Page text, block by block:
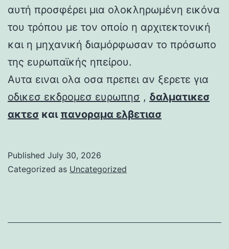
αυτή προσφέρει μια ολοκληρωμένη εικόνα
του τρόπου με τον οποίο η αρχιτεκτονική
και η μηχανική διαμόρφωσαν το πρόσωπο
της ευρωπαϊκής ηπείρου.
Αυτα ειναι ολα οσα πρεπει αν ξερετε για
οδικεσ εκδρομεσ ευρωπησ , δαλματικεσ
ακτεσ και πανοραμα ελβετιασ
Published July 30, 2026
Categorized as Uncategorized